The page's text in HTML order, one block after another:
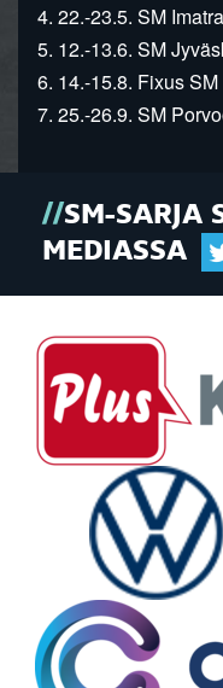
4. 22.-23.5. SM
5. 12.-13.6. SM
6. 14.-15.8. Fixus
7. 25.-26.9. SM
SM-SARJA
MEDIASSA